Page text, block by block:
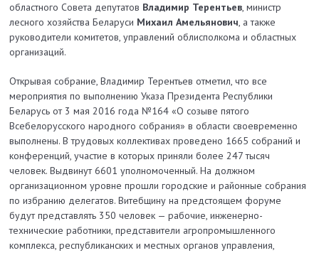
областного Совета депутатов Владимир Терентьев, министр
лесного хозяйства Беларуси Михаил Амельянович, а также
руководители комитетов, управлений облисполкома и област­ных
организаций.
Открывая собрание, Владимир Терентьев отметил, что все
мероприятия по выполнению Указа Президента Республики
Беларусь от 3 мая 2016 года №164 «О созыве пятого
Всебелорусского народного собрания» в области своевременно
выполнены. В трудовых коллективах проведено 1665 собраний и
конференций, участие в которых приняли более 247 тысяч
человек. Выдвинут 6601 уполномоченный. На должном
организационном уровне прошли городские и районные собрания
по избранию делегатов. Витебщину на предстоящем форуме
будут представлять 350 человек — рабочие, инженерно-
технические работники, представители агропромышленного
комплекса, республиканских и местных органов управления,